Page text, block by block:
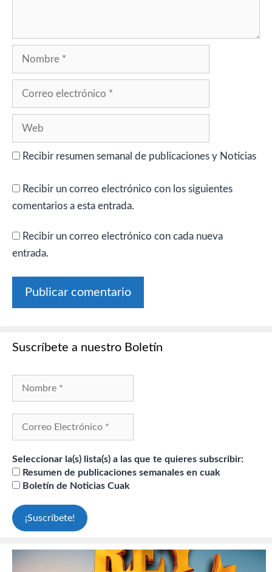
Recibir resumen semanal de publicaciones y Noticias
Recibir un correo electrónico con los siguientes
comentarios a esta entrada.
Recibir un correo electrónico con cada nueva
entrada.
Suscríbete a nuestro Boletín
Seleccionar la(s) lista(s) a las que te quieres subscribir:
Resumen de publicaciones semanales en cuak
Boletín de Noticias Cuak